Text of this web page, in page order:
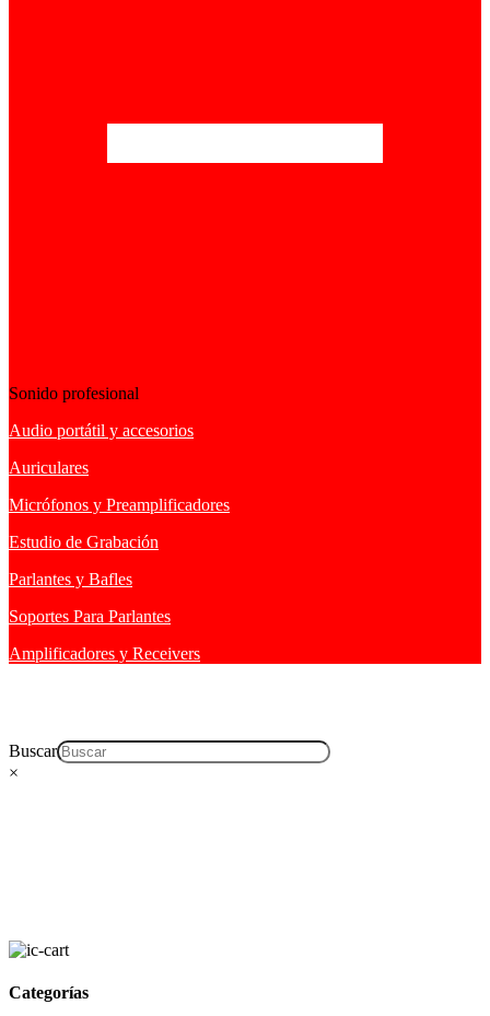
Sonido profesional
Audio portátil y accesorios
Auriculares
Micrófonos y Preamplificadores
Estudio de Grabación
Parlantes y Bafles
Soportes Para Parlantes
Amplificadores y Receivers
Buscar
×
Categorías